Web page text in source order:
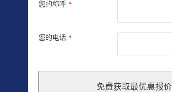
您的称呼 *
您的电话 *
免费获取最优惠报价